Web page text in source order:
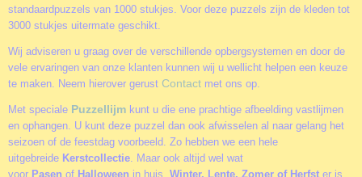
standaardpuzzels van 1000 stukjes. Voor deze puzzels zijn de kleden tot
3000 stukjes uitermate geschikt.
Wij adviseren u graag over de verschillende opbergsystemen en door de
vele ervaringen van onze klanten kunnen wij u wellicht helpen een keuze
te maken. Neem hierover gerust Contact met ons op.
Met speciale Puzzellijm kunt u die ene prachtige afbeelding vastlijmen
en ophangen. U kunt deze puzzel dan ook afwisselen al naar gelang het
seizoen of de feestdag voorbeeld. Zo hebben we een hele
uitgebreide Kerstcollectie. Maar ook altijd wel wat
voor Pasen of Halloween in huis. Winter, Lente, Zomer of Herfst er is